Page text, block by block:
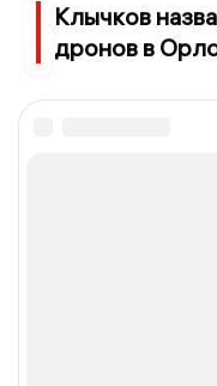
Клычков
дронов в